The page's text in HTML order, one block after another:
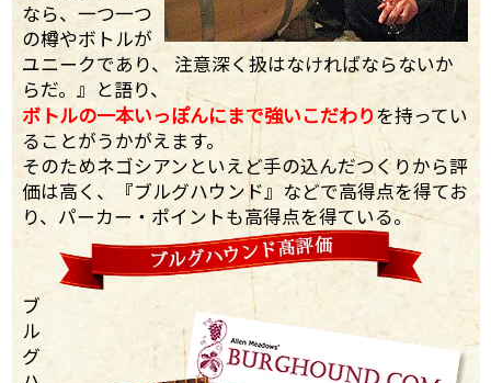
なら、一つ一つ
の樽やボトルが
ユニークであり、 注意深く扱はなければならないか
らだ。』と語り、
ボトルの一本いっぽんにまで強いこだわりを持ってい
ることがうかがえます。
そのためネゴシアンといえど手の込んだつくりから評
価は高く、『ブルグハウンド』などで高得点を得てお
り、パーカー・ポイントも高得点を得ている。
ブ
ル
グ